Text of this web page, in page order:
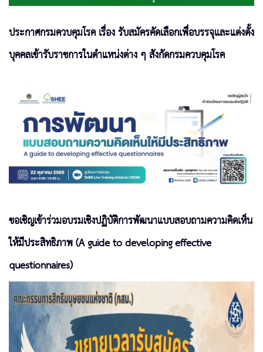
ประกาศกรมควบคุมโรค เรื่อง รับสมัครคัดเลือกเพื่อบรรจุและแต่งตั้ง
บุคคลเข้ารับราชการในตำแหน่งต่าง ๆ สังกัดกรมควบคุมโรค
ขอเชิญเข้าร่วมอบรมเชิงปฏิบัติการพัฒนาแบบสอบถามความคิดเห็น
ให้มีประสิทธิภาพ (A guide to developing effective
questionnaires)